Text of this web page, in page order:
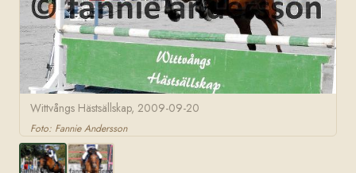
Wittvångs Hästsällskap, 2009-09-20
Foto: Fannie Andersson